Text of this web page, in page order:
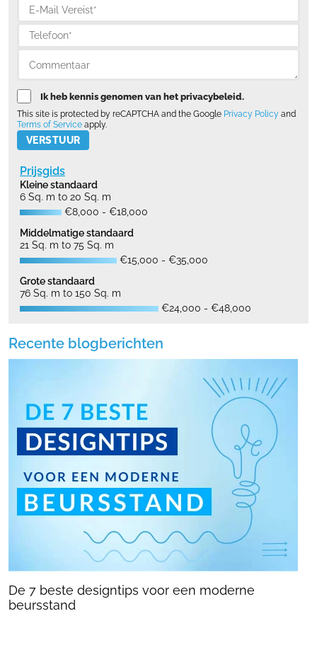
Ik heb kennis genomen van het privacybeleid.
This site is protected by reCAPTCHA and the Google Privacy Policy and
Terms of Service apply.
Please leave this field empty.
Prijsgids
Kleine standaard
6 Sq. m to 20 Sq. m
€8,000 - €18,000
Middelmatige standaard
21 Sq. m to 75 Sq. m
€15,000 - €35,000
Grote standaard
76 Sq. m to 150 Sq. m
€24,000 - €48,000
Recente blogberichten
De 7 beste designtips voor een moderne
beursstand